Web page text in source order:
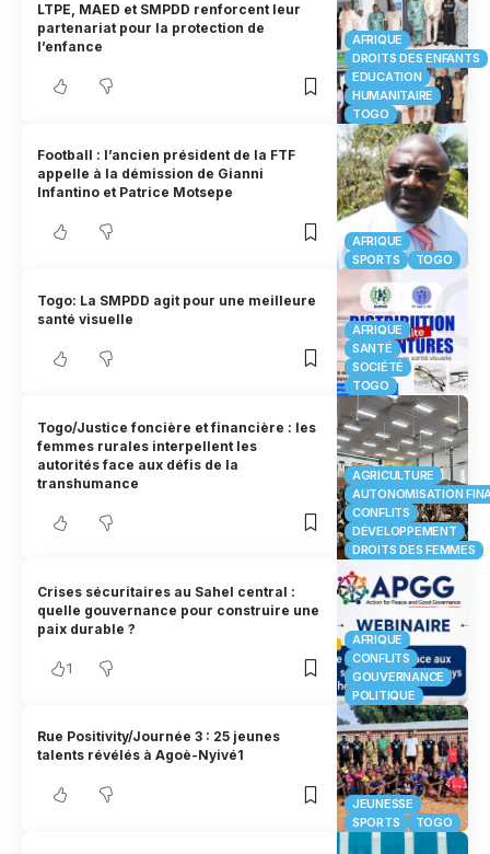
AFRIQUE
DROITS DES ENFANTS
EDUCATION
HUMANITAIRE
TOGO
LTPE, MAED et SMPDD renforcent leur
partenariat pour la protection de
l’enfance
AFRIQUE
SPORTS
TOGO
Football : l’ancien président de la FTF
appelle à la démission de Gianni
Infantino et Patrice Motsepe
AFRIQUE
SANTÉ
SOCIÉTÉ
TOGO
Togo: La SMPDD agit pour une meilleure
santé visuelle
AGRICULTURE
AUTONOMISATION
CONFLITS
DÉVELOPPEMENT
DROITS DES FEMMES
Togo/Justice foncière et financière : les
femmes rurales interpellent les
autorités face aux défis de la
transhumance
AFRIQUE
CONFLITS
GOUVERNANCE
POLITIQUE
Crises sécuritaires au Sahel central :
quelle gouvernance pour construire une
paix durable ?
1
JEUNESSE
SPORTS
TOGO
Rue Positivity/Journée 3 : 25 jeunes
talents révélés à Agoè-Nyivé1